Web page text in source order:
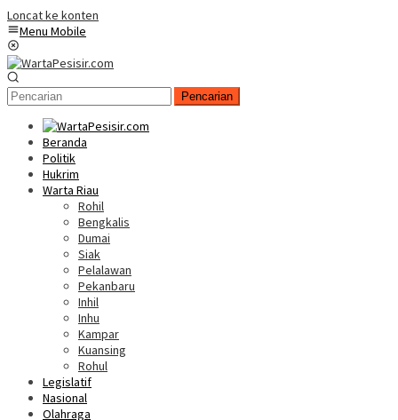
Loncat ke konten
Menu Mobile
Pencarian
Beranda
Politik
Hukrim
Warta Riau
Rohil
Bengkalis
Dumai
Siak
Pelalawan
Pekanbaru
Inhil
Inhu
Kampar
Kuansing
Rohul
Legislatif
Nasional
Olahraga